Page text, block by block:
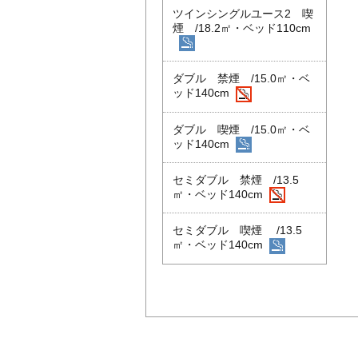
ツインシングルユース2 喫
煙 /18.2㎡・ベッド110cm
ダブル 禁煙 /15.0㎡・ベ
ッド140cm
ダブル 喫煙 /15.0㎡・ベ
ッド140cm
セミダブル 禁煙 /13.5
㎡・ベッド140cm
セミダブル 喫煙 /13.5
㎡・ベッド140cm